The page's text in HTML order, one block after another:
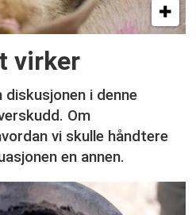
virker
diskusjonen i denne
Om
vi skulle håndtere
en annen.